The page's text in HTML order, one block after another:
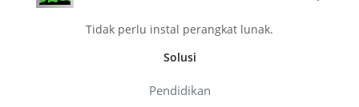
Tidak perlu instal perangkat lunak.
Solusi
Pendidikan